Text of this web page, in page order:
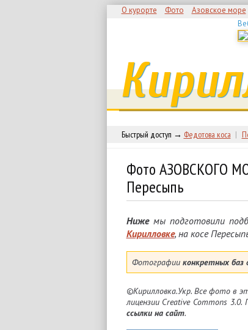
О курорте Фото Азовское море
Быстрый доступ → Федотова коса |
Фото АЗОВСКОГО
Пересыпь
Нижемы подготовили
Кирилловке, на косе
Фотографии конкретных баз
©Кирилловка.Укр. Все фото в
лицензии Creative Commons
ссылки на сайт.